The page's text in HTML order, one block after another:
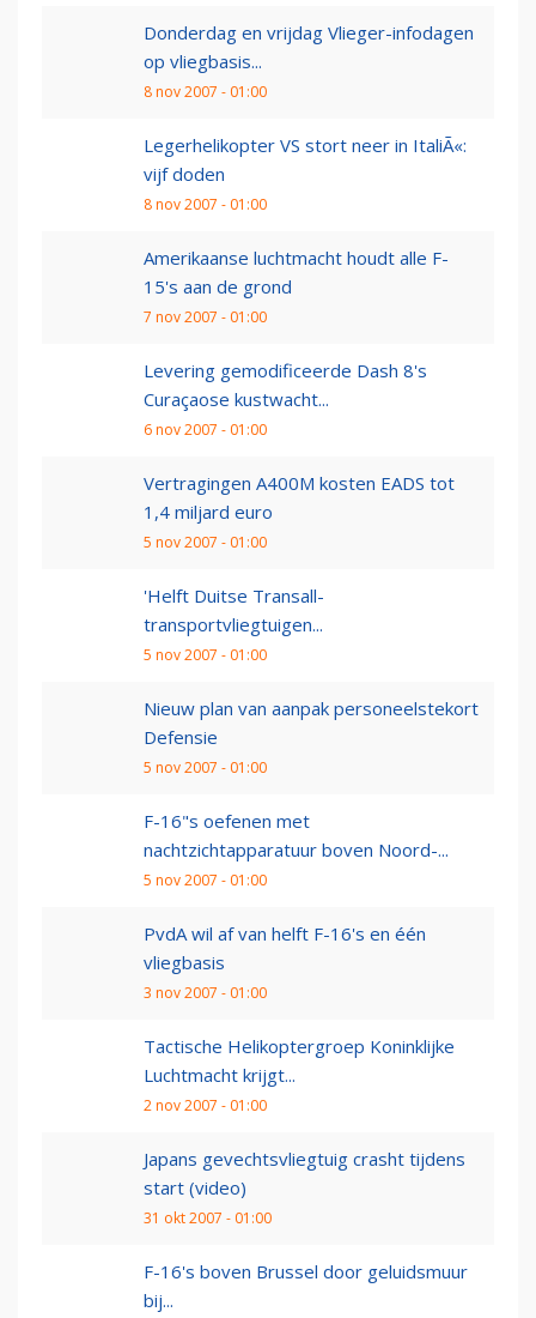
Donderdag en vrijdag Vlieger-infodagen
op vliegbasis...
8 nov 2007 - 01:00
Legerhelikopter VS stort neer in ItaliÃ«:
vijf doden
8 nov 2007 - 01:00
Amerikaanse luchtmacht houdt alle F-
15's aan de grond
7 nov 2007 - 01:00
Levering gemodificeerde Dash 8's
Curaçaose kustwacht...
6 nov 2007 - 01:00
Vertragingen A400M kosten EADS tot
1,4 miljard euro
5 nov 2007 - 01:00
'Helft Duitse Transall-
transportvliegtuigen...
5 nov 2007 - 01:00
Nieuw plan van aanpak personeelstekort
Defensie
5 nov 2007 - 01:00
F-16"s oefenen met
nachtzichtapparatuur boven Noord-...
5 nov 2007 - 01:00
PvdA wil af van helft F-16's en één
vliegbasis
3 nov 2007 - 01:00
Tactische Helikoptergroep Koninklijke
Luchtmacht krijgt...
2 nov 2007 - 01:00
Japans gevechtsvliegtuig crasht tijdens
start (video)
31 okt 2007 - 01:00
F-16's boven Brussel door geluidsmuur
bij...